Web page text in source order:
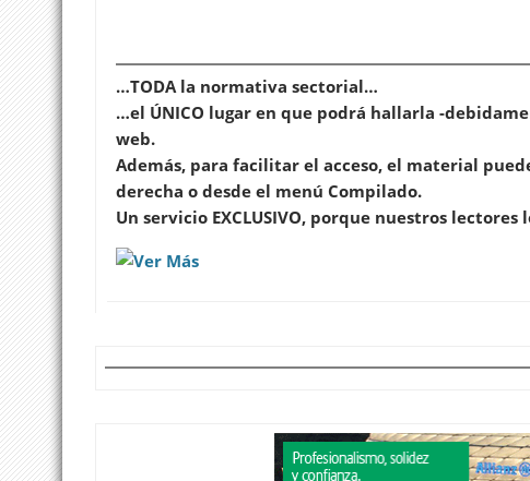
…TODA la normativa sectorial…
…el ÚNICO lugar en que podrá hallarla -
web.
Además, para facilitar el acceso, el material
derecha o desde el menú Compilado.
Un servicio EXCLUSIVO, porque nuestros lectores